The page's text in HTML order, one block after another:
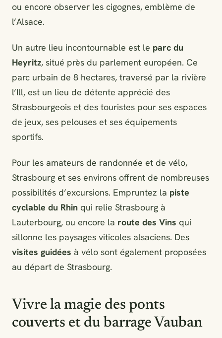
ou encore observer les cigognes, emblème de
l’Alsace.
Un autre lieu incontournable est le parc du
Heyritz, situé près du parlement européen. Ce
parc urbain de 8 hectares, traversé par la rivière
l’Ill, est un lieu de détente apprécié des
Strasbourgeois et des touristes pour ses espaces
de jeux, ses pelouses et ses équipements
sportifs.
Pour les amateurs de randonnée et de vélo,
Strasbourg et ses environs offrent de nombreuses
possibilités d’excursions. Empruntez la piste
cyclable du Rhin qui relie Strasbourg à
Lauterbourg, ou encore la route des Vins qui
sillonne les paysages viticoles alsaciens. Des
visites guidées à vélo sont également proposées
au départ de Strasbourg.
Vivre la magie des ponts
couverts et du barrage Vauban